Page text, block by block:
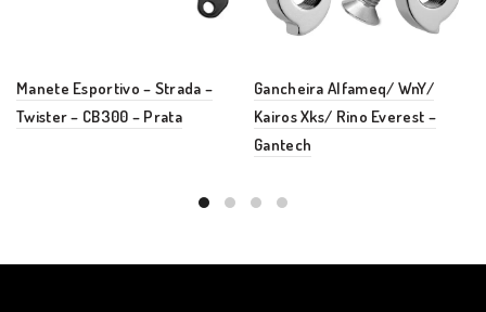
Manete Esportivo – Strada –
Twister – CB300 – Prata
Gancheira Alfameq/ WnY/
Kairos Xks/ Rino Everest –
Gantech